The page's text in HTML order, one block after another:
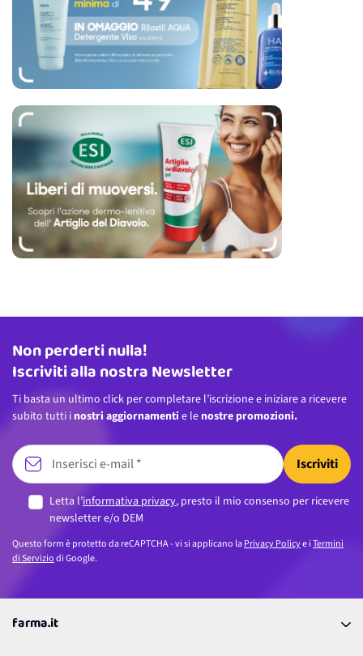
Indirizzo email
Non perderti nulla!
Iscriviti alla nostra Newsletter
Ti basta un ultimo click per completare l’iscrizione e iniziare a ricevere
subito tutti i nostri aggiornamenti e le nostre promozioni.
Iscriviti
Letta l’informativa privacy, presto il mio consenso per ricevere
newsletter e/o DEM
Questo form è protetto da reCAPTCHA - vi si applicano laPrivacy Policye iTermini
di Serviziodi Google.
farma.it